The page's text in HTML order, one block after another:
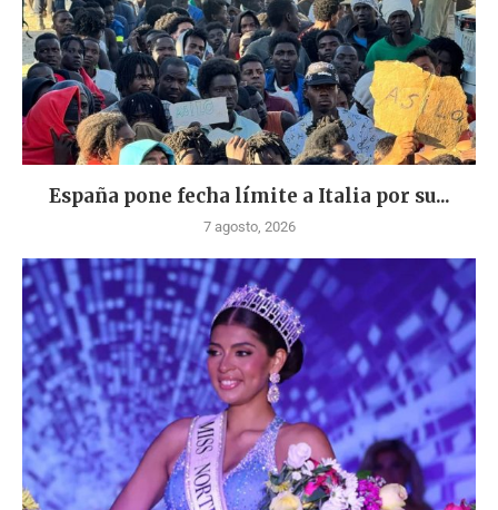
España pone fecha límite a Italia por su...
7 agosto, 2026